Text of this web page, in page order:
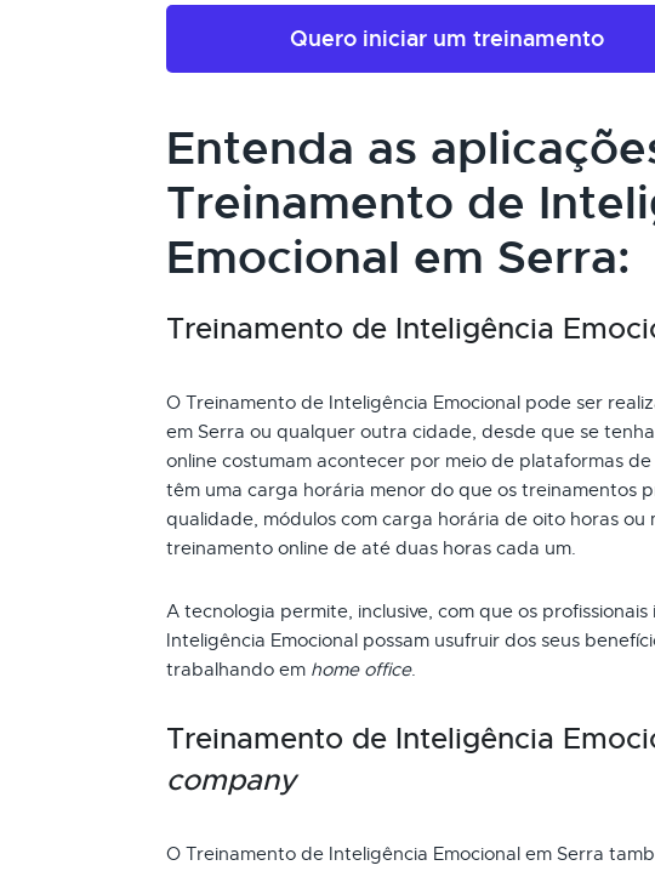
Quero iniciar um treinamento
Entenda as
Treinamento de
Emocional em Serra:
Treinamento de Inteligência
O Treinamento de Inteligência Emocional pode ser
em Serra ou qualquer outra cidade, desde que se
online costumam acontecer por meio de plataformas
têm uma carga horária menor do que os treinamentos
qualidade, módulos com carga horária de oito horas ou
treinamento online de até duas horas cada um.
A tecnologia permite, inclusive, com que os
Inteligência Emocional possam usufruir dos seus
trabalhando em home office.
Treinamento de Inteligência
company
O Treinamento de Inteligência Emocional em Serra